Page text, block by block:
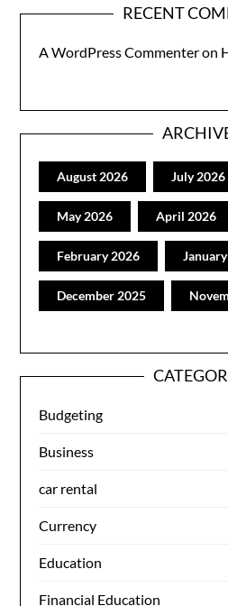
RECENT
A WordPress Commenteron
August 2026 July 2026
May 2026 April 2026
February 2026
December 2025
Budgeting
Business
car rental
Currency
Education
Financial Education